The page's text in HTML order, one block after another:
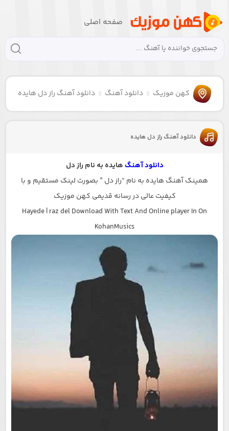
صفحه اصلی
کهن موزیک دانلود آهنگ دانلود آهنگ راز دل هایده
دانلود آهنگ راز دل هایده
دانلود آهنگ هایده به نام راز دل
همینک آهنگ هایده به نام “راز دل ” بصورت لینک مستقیم و با
کیفیت عالی در رسانه قدیمی کهن موزیک
Hayede | raz del Download With Text And Online player In On
KohanMusics